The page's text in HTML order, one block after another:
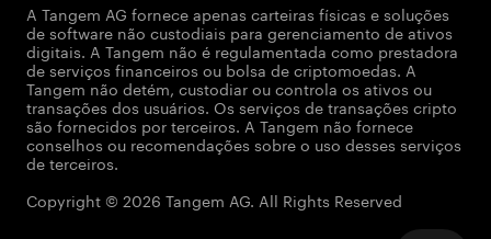
A Tangem AG fornece apenas carteiras físicas e soluções
de software não custodiais para gerenciamento de ativos
digitais. A Tangem não é regulamentada como prestadora
de serviços financeiros ou bolsa de criptomoedas. A
Tangem não detém, custodiar ou controla os ativos ou
transações dos usuários. Os serviços de transações cripto
são fornecidos por terceiros. A Tangem não fornece
conselhos ou recomendações sobre o uso desses serviços
de terceiros.